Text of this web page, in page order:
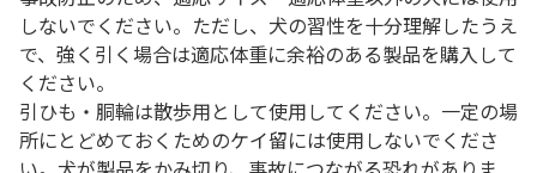
しないでください。ただし、犬の習性を十分理解したうえ
で、強く引く場合は適応体重に余裕のある製品を購入して
ください。
引ひも・胴輪は散歩用として使用してください。一定の場
所にとどめておくためのケイ留には使用しないでくださ